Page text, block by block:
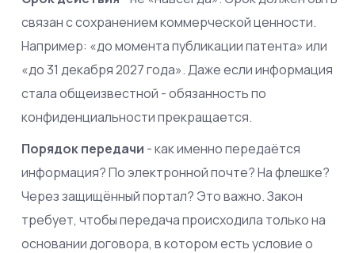
связан с сохранением коммерческой ценности.
Например: «до момента публикации патента» или
«до 31 декабря 2027 года». Даже если информация
стала общеизвестной - обязанность по
конфиденциальности прекращается.
Порядок передачи - как именно передаётся
информация? По электронной почте? На флешке?
Через защищённый портал? Это важно. Закон
требует, чтобы передача происходила только на
основании договора, в котором есть условие о